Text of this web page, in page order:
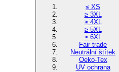
≤ XS
≥ 3XL
≥ 4XL
≥ 5XL
≥ 6XL
Fair trade
Neutrální štítek
Oeko-Tex
UV ochrana